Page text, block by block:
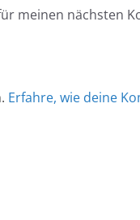
meinen nächsten
Erfahre, wie deine